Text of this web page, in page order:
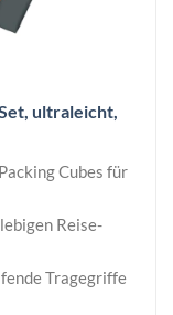
ultraleicht,
Cubes für
Reise-
Tragegriffe